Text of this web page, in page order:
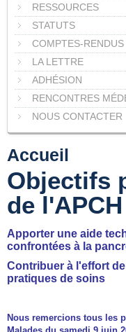
RESSOURCES
STATUTS
COMPTES-RENDUS
LA LETTRE
ADHÉSION
RENCONTRES
NOUS CONTACTER
Accueil
Objectifs
de l'APCH
Apporter une aide
confrontées à la
Contribuer à l'effort
pratiques de soins
Nous remercions tous les